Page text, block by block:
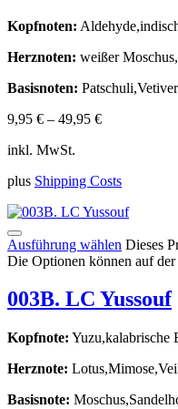
Kopfnoten:
Herznoten: weißer
Basisnoten: Patschuli,Vetiver
9,95 € – 49,95 €
inkl. MwSt.
plus Shipping Costs
Ausführung wählen Dieses
Die Optionen können auf
003B. LC Yussouf
Kopfnote: Yuzu,kalabrische
Herznote:
Basisnote: